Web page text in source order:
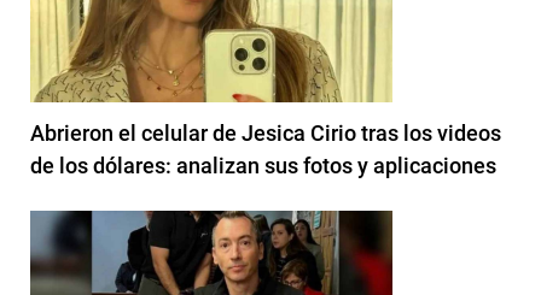
Abrieron el celular de Jesica Cirio tras los videos
de los dólares: analizan sus fotos y aplicaciones